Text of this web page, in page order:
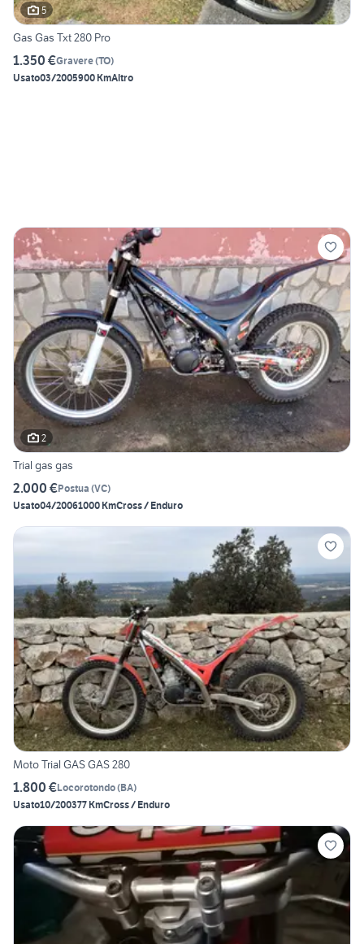
5
Gas Gas Txt 280 Pro
1.350 €Gravere(TO)
Usato03/2005900 KmAltro
2
Trial gas gas
2.000 €Postua (VC)
Usato04/20061000 KmCross / Enduro
Moto Trial GAS GAS 280
1.800 €Locorotondo(BA)
Usato10/200377 KmCross / Enduro